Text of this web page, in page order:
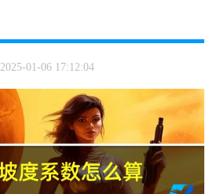
2025-01-06 17:12:04